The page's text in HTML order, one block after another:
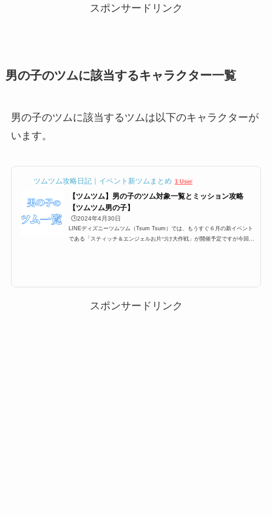
スポンサードリンク
男の子のツムに該当するキャラクター一覧
男の子のツムに該当するツムは以下のキャラクターが
います。
ツムツム攻略日記｜イベント新ツムまとめ 1 User
【ツムツム】男の子のツム対象一覧とミッション攻略
【ツムツム男の子】
🕒️2024年4月30日
LINEディズニーツムツム（Tsum Tsum）では、もうすぐ６月の新イベント
である「スティッチ＆エンジェルお片づけ大作戦」が開催予定ですが今回は
すが、そんな男の子のツムと...
スポンサードリンク